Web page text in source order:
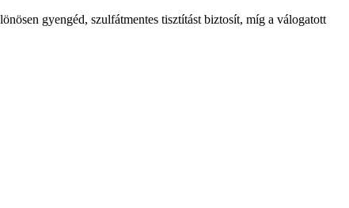
gyengéd, szulfátmentes tisztítást biztosít, míg a válogatott